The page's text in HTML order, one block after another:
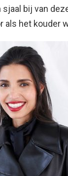
sjaal bij van
als het kouder